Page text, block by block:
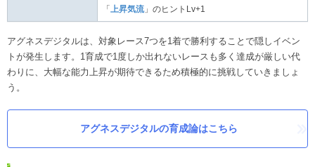
「
上昇気流」のヒントLv+1
アグネスデジタルは、対象レース7つを1着で勝利することで隠しイベン
トが発生します。1育成で1度しか出れないレースも多く達成が厳しい代
わりに、大幅な能力上昇が期待できるため積極的に挑戦していきましょ
う。
アグネスデジタルの育成論はこちら